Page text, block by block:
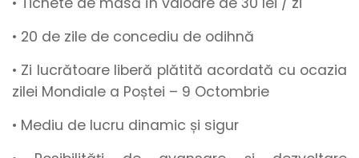
• 20 de zile de concediu de odihnă
• Zi lucrătoare liberă plătită acordată cu ocazia
zilei Mondiale a Poștei – 9 Octombrie
• Mediu de lucru dinamic și sigur